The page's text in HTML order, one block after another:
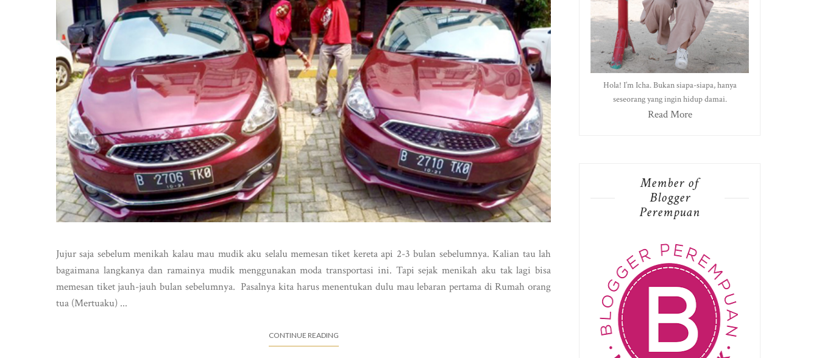
Jujur saja sebelum menikah kalau mau mudik aku selalu memesan tiket kereta api 2-3 bulan sebelumnya. Kalian tau lah
bagaimana langkanya dan ramainya mudik menggunakan moda transportasi ini. Tapi sejak menikah aku tak lagi bisa
memesan tiket jauh-jauh bulan sebelumnya. Pasalnya kita harus menentukan dulu mau lebaran pertama di Rumah orang
tua (Mertuaku) ...
CONTINUE READING
Hola! I’m Icha. Bukan siapa-siapa, hanya
seseorang yang ingin hidup damai.
Read More
Member of
Blogger
Perempuan